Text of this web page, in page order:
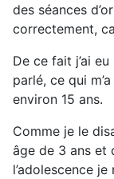
des séances
correctement,
De ce fait j’ai
parlé, ce qui
environ 15 ans.
Comme je le
âge de 3 ans et
l’adolescence